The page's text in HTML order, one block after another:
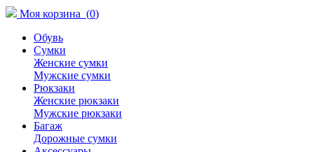
Моя корзина (0)
Обувь
Сумки
Женские сумки
Мужские сумки
Рюкзаки
Женские рюкзаки
Мужские рюкзаки
Багаж
Дорожные сумки